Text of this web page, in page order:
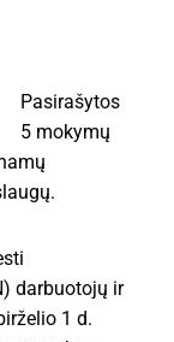
Pasirašytos
5 mokymų
darbuotojų ir
1 d.